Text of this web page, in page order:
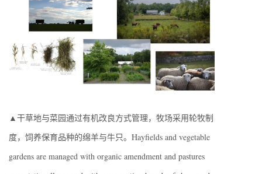
▲干草地与菜园通过有机改良方式管理，牧场采用轮牧制
度，饲养保育品种的绵羊与牛只。Hayfields and vegetable
gardens are managed with organic amendment and pastures